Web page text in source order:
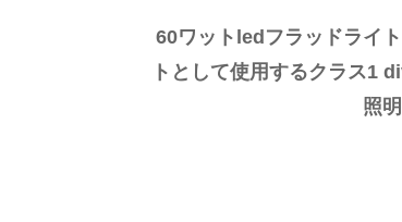
60ワットledフラッドライ
トとして使用するクラス1
照